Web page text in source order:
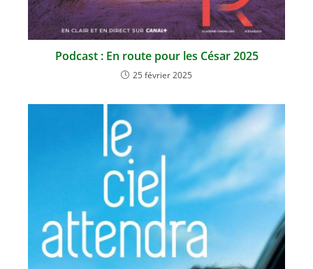
Podcast : En route pour les César 2025
25 février 2025